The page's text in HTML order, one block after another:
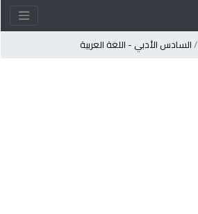
السادس الأدبي - اللغة العربية